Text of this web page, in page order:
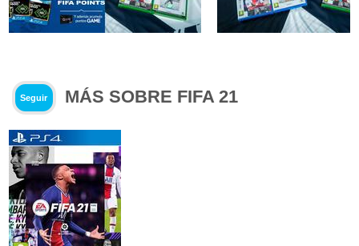
Seguir MÁS SOBRE FIFA 21